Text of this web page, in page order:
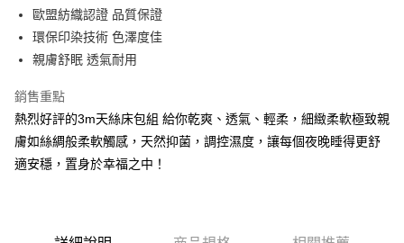
街口支付
悠遊付
Google Pay
全盈+PAY
歐盟紡織認證 品質保證
環保印染技術 色澤度佳
親膚舒眠 透氣耐用
銷售重點
熱烈好評的3m天絲床包組 給你乾爽、透氣、輕柔，細緻柔軟極致親
膚如絲綢般柔軟觸感，天然抑菌，調控濕度，讓每個夜晚睡得更舒
適安穩，置身於幸福之中！